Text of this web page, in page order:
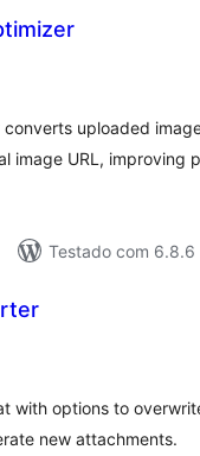
uploaded
image URL, improving
Testado com 6.8.6
with options to
new attachments.